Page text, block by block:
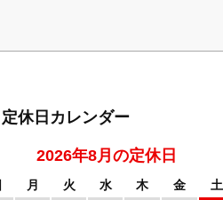
定休日カレンダー
2026年8月の定休日
月 火 水 木 金
土